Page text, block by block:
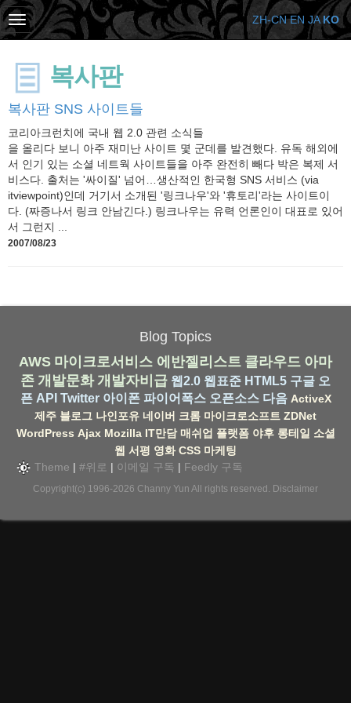
복사판
복사판 SNS 사이트들
코리아크런치에 국내 웹 2.0 관련 소식들
을 올리다 보니 아주 재미난 사이트 몇 군데를 발견했다. 유독 해외에
서 인기 있는 소셜 네트웍 사이트들을 아주 완전히 빼다 박은 복제 서
비스다. 출처는 '싸이질' 넘어…생산적인 한국형 SNS 서비스 (via
itviewpoint)인데 거기서 소개된 '링크나우'와 '휴토리'라는 사이트이
다. (짜증나서 링크 안남긴다.) 링크나우는 유력 언론인이 대표로 있어
서 그런지 ...
2007/08/23
Blog Topics
AWS 마이크로서비스 에반젤리스트 클라우드 아마
존 개발문화 개발자비급 웹2.0 웹표준 HTML5 구글 오
픈 API Twitter 아이폰 파이어폭스 오픈소스 다음 ActiveX
제주 블로그 나인포유 네이버 크롬 마이크로소프트 ZDNet
WordPress Ajax Mozilla IT만담 매쉬업 플랫폼 야후 롱테일 소셜
웹 서평 영화 CSS 마케팅
Theme | #위로 | 이메일 구독 | Feedly 구독
Copyright(c) 1996-2026 Channy Yun All rights reserved. Disclaimer
ZH-CN EN JA KO